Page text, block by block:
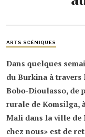
ARTS SCÉNIQUES
Dans quelques
du Burkina à travers
Bobo-Dioulasso, de
rurale de Komsilga,
Mali dans la ville de
chez nous» est de